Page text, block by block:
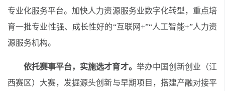
专业化服务平台。加快人力资源服务业数字化转型，重点培
育一批专业性强、成长性好的“互联网+”“人工智能+”人力资
源服务机构。
依托赛事平台，实施选才育才。 举办中国创新创业（江
西赛区）大赛，发掘源头创新与早期项目，搭建产融对接平